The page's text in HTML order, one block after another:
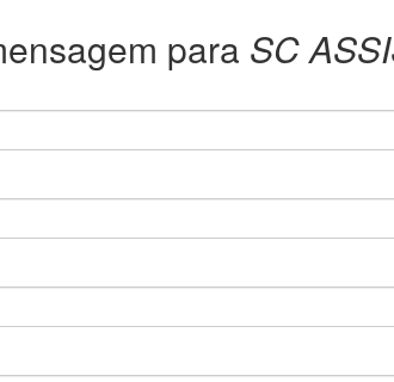
para SC